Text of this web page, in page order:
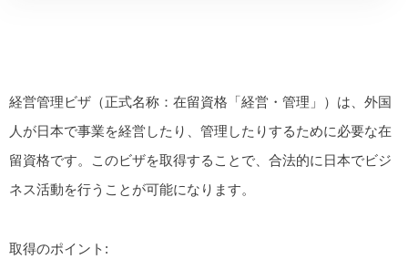
経営管理ビザ（正式名称：在留資格「経営・管理」）は、外国
人が日本で事業を経営したり、管理したりするために必要な在
留資格です。このビザを取得することで、合法的に日本でビジ
ネス活動を行うことが可能になります。
取得のポイント: